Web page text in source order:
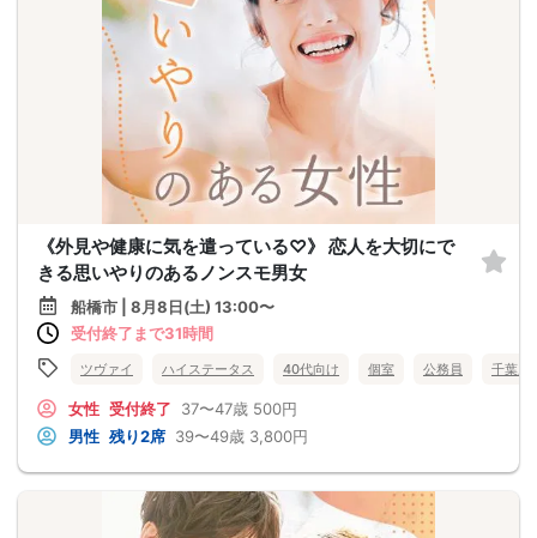
《外見や健康に気を遣っている♡》 恋人を大切にで
きる思いやりのあるノンスモ男女
船橋市 | 8月8日(土) 13:00〜
受付終了まで31時間
ツヴァイ ハイステータス 40代向け 個室 公務員 千葉県
女性 受付終了 37〜47歳 500円
男性 残り2席 39〜49歳 3,800円